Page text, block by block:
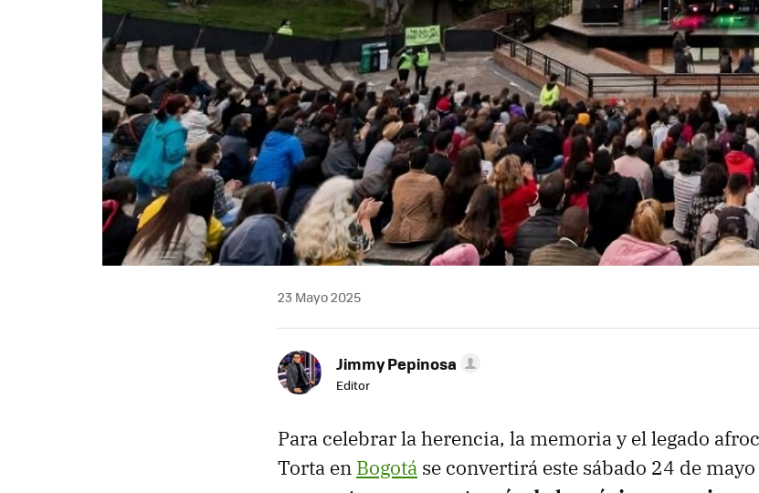
23 Mayo 2025
Jimmy Pepinosa
Editor
Para celebrar la herencia, la memoria y el legado
Torta en Bogotá se convertirá este sábado 24 de